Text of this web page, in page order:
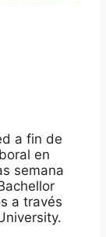
a fin de
en
semana
a través